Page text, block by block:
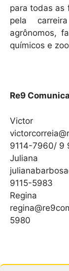
para todas as
pela
agrônomos,
químicos e
Re9
9114-7960/ 9
9115-5983
5980